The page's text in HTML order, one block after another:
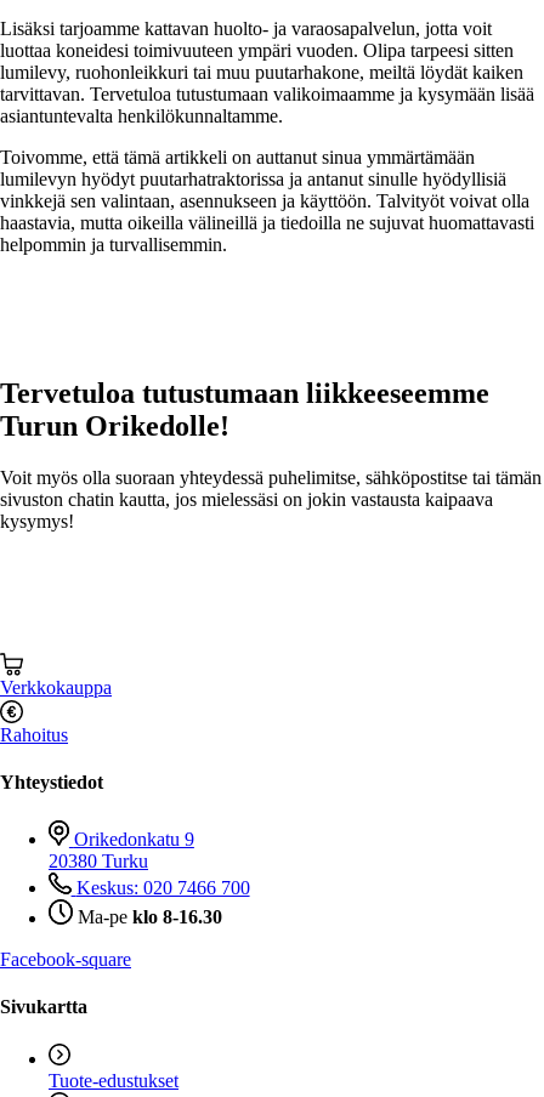
Lisäksi tarjoamme kattavan huolto- ja varaosapalvelun, jotta voit
luottaa koneidesi toimivuuteen ympäri vuoden. Olipa tarpeesi sitten
lumilevy, ruohonleikkuri tai muu puutarhakone, meiltä löydät kaiken
tarvittavan. Tervetuloa tutustumaan valikoimaamme ja kysymään lisää
asiantuntevalta henkilökunnaltamme.
Toivomme, että tämä artikkeli on auttanut sinua ymmärtämään
lumilevyn hyödyt puutarhatraktorissa ja antanut sinulle hyödyllisiä
vinkkejä sen valintaan, asennukseen ja käyttöön. Talvityöt voivat olla
haastavia, mutta oikeilla välineillä ja tiedoilla ne sujuvat huomattavasti
helpommin ja turvallisemmin.
Tervetuloa tutustumaan liikkeeseemme
Turun Orikedolle!
Voit myös olla suoraan yhteydessä puhelimitse, sähköpostitse tai tämän
sivuston chatin kautta, jos mielessäsi on jokin vastausta kaipaava
kysymys!
Verkkokauppa
Rahoitus
Yhteystiedot
Orikedonkatu 9
20380 Turku
Keskus: 020 7466 700
Ma-peklo 8-16.30
Facebook-square
Sivukartta
Tuote-edustukset